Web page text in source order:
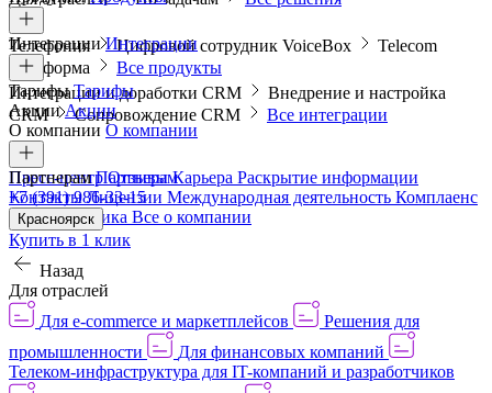
Телефония Цифровой сотрудник VoiceBox
Telecom
платформа
Все продукты
ИнтеграцииИнтеграции
Интеграции и доработки CRM
Внедрение и настройка
CRM
Сопровождение CRM Все интеграции
ТарифыТарифы
АкцииАкции
О компании О компании
Пресс-центрОтзывыКарьера Раскрытие информации
КонтактыЛицензии Международная деятельность Комплаенс
и деловая этика Все о компании
ПартнерамПартнерам
+7 (391) 986-33-15
Красноярск
Купить в 1 клик
Назад
Для отраслей
Для e-commerce и маркетплейсов
Решения для
промышленности
Для финансовых компаний
Телеком-инфраструктура для IT-компаний и разработчиков